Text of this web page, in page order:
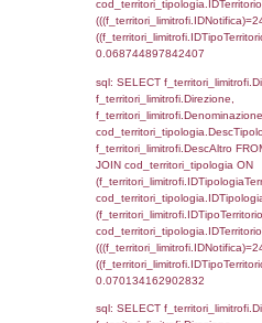
sql: SELECT
executionMS:
sql: SELECT
INNER JOIN